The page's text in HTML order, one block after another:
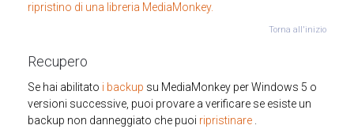
ripristino di una libreria MediaMonkey.
Torna all'inizio
Recupero
Se hai abilitato i backup su MediaMonkey per Windows 5 o
versioni successive, puoi provare a verificare se esiste un
backup non danneggiato che puoi ripristinare .